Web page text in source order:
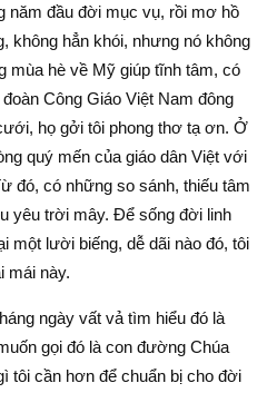
năm đầu đời mục vụ, rồi mơ hồ
không hẳn khói, nhưng nó không
mùa hè về Mỹ giúp tĩnh tâm, có
Công Giáo Việt Nam đông
họ gởi tôi phong thơ tạ ơn. Ở
quý mến của giáo dân Việt với
đó, có những so sánh, thiếu tâm
yêu trời mây. Để sống đời linh
một lười biếng, dễ dãi nào đó, tôi
mái này.
ngày vất vả tìm hiểu đó là
gọi đó là con đường Chúa
tôi cần hơn để chuẩn bị cho đời